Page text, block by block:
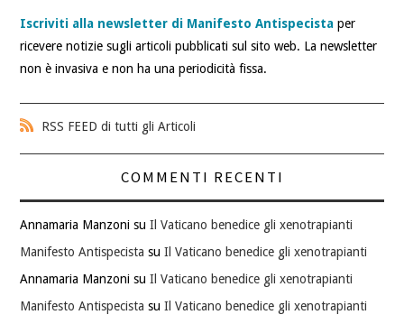
Iscriviti alla newsletter di Manifesto Antispecista per
ricevere notizie sugli articoli pubblicati sul sito web. La newsletter
non è invasiva e non ha una periodicità fissa.
RSS FEED di tutti gli Articoli
COMMENTI RECENTI
Annamaria Manzoni suIl Vaticano benedice gli xenotrapianti
Manifesto Antispecista suIl Vaticano benedice gli xenotrapianti
Annamaria Manzoni suIl Vaticano benedice gli xenotrapianti
Manifesto Antispecista suIl Vaticano benedice gli xenotrapianti